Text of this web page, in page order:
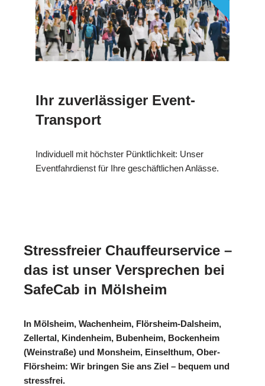
Ihr zuverlässiger Event-
Transport
Individuell mit höchster Pünktlichkeit: Unser
Eventfahrdienst für Ihre geschäftlichen Anlässe.
Stressfreier Chauffeurservice –
das ist unser Versprechen bei
SafeCab in Mölsheim
In Mölsheim, Wachenheim, Flörsheim-Dalsheim,
Zellertal, Kindenheim, Bubenheim, Bockenheim
(Weinstraße) und Monsheim, Einselthum, Ober-
Flörsheim: Wir bringen Sie ans Ziel – bequem und
stressfrei.